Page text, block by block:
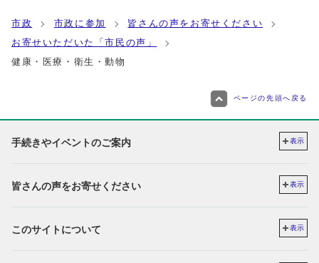
市政 市政に参加
皆さんの声をお寄せください
お寄せいただいた「市民の声」
健康・医療・衛生・動物
ページの先頭へ戻る
手続きやイベントのご案内 表示
皆さんの声をお寄せください 表示
このサイトについて 表示